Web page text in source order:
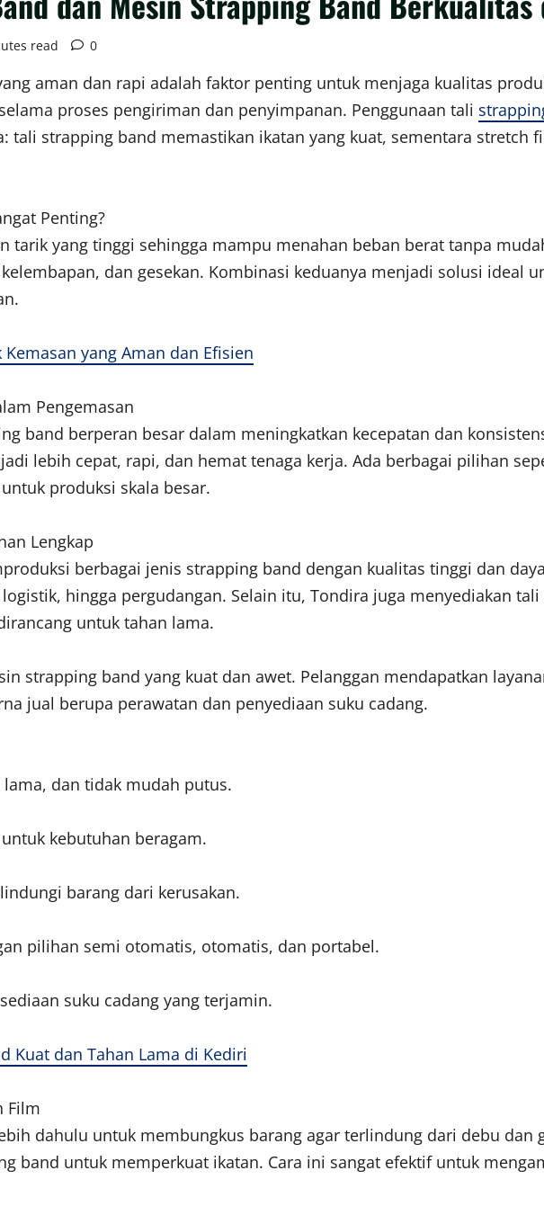
read 0
aman dan rapi adalah faktor penting untuk menjaga kualitas
proses pengiriman dan penyimpanan. Penggunaan tali
tali strapping band memastikan ikatan yang kuat, sementara stretch
Penting?
tarik yang tinggi sehingga mampu menahan beban berat tanpa
dan gesekan. Kombinasi keduanya menjadi solusi ideal
yang Aman dan Efisien
Pengemasan
band berperan besar dalam meningkatkan kecepatan dan
lebih cepat, rapi, dan hemat tenaga kerja. Ada berbagai pilihan
produksi skala besar.
Lengkap
berbagai jenis strapping band dengan kualitas tinggi dan
hingga pergudangan. Selain itu, Tondira juga menyediakan
untuk tahan lama.
strapping band yang kuat dan awet. Pelanggan mendapatkan
jual berupa perawatan dan penyediaan suku cadang.
dan tidak mudah putus.
kebutuhan beragam.
barang dari kerusakan.
pilihan semi otomatis, otomatis, dan portabel.
suku cadang yang terjamin.
Kuat dan Tahan Lama di Kediri
Film
dahulu untuk membungkus barang agar terlindung dari debu dan
band untuk memperkuat ikatan. Cara ini sangat efektif untuk